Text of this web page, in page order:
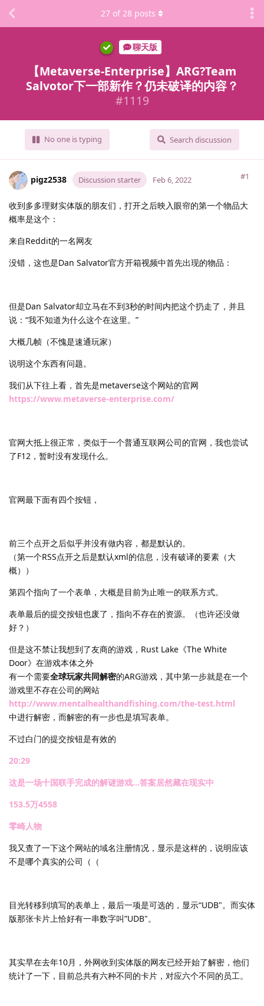
聊天版
【Metaverse-Enterprise】ARG?Team
Salvotor下一部新作？仍未破译的内容？
#1119
No one is typing Search discussion
27 of 28 posts
pigz2538 Discussion starter #1
Feb 6, 2022
收到多多理财实体版的朋友们，打开之后映入眼帘的第一个物品大
概率是这个：
来自Reddit的一名网友
没错，这也是Dan Salvator官方开箱视频中首先出现的物品：
但是Dan Salvator却立马在不到3秒的时间内把这个扔走了，并且
说：“我不知道为什么这个在这里。”
大概几帧（不愧是速通玩家）
说明这个东西有问题。
我们从下往上看，首先是metaverse这个网站的官网
https://www.metaverse-enterprise.com/
官网大抵上很正常，类似于一个普通互联网公司的官网，我也尝试
了F12，暂时没有发现什么。
官网最下面有四个按钮，
前三个点开之后似乎并没有做内容，都是默认的。
（第一个RSS点开之后是默认xml的信息，没有破译的要素（大
概））
第四个指向了一个表单，大概是目前为止唯一的联系方式。
表单最后的提交按钮也废了，指向不存在的资源。（也许还没做
好？）
但是这不禁让我想到了友商的游戏，Rust Lake《The White
Door》在游戏本体之外
有一个需要全球玩家共同解密的ARG游戏，其中第一步就是在一个
游戏里不存在公司的网站
http://www.mentalhealthandfishing.com/the-test.html
中进行解密，而解密的有一步也是填写表单。
不过白门的提交按钮是有效的
20:29
这是一场十国联手完成的解谜游戏...答案居然藏在现实中
153.5万4558
零崎人物
我又查了一下这个网站的域名注册情况，显示是这样的，说明应该
不是哪个真实的公司（（
目光转移到填写的表单上，最后一项是可选的，显示“UDB"。而实体
版那张卡片上恰好有一串数字叫”UDB"。
其实早在去年10月，外网收到实体版的网友已经开始了解密，他们
统计了一下，目前总共有六种不同的卡片，对应六个不同的员工。